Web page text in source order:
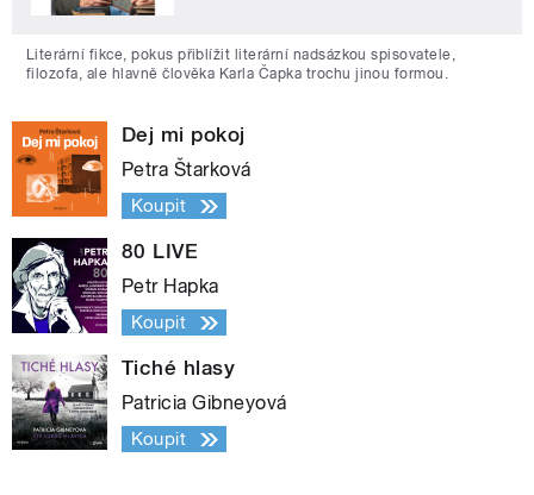
Literární fikce, pokus přiblížit literární nadsázkou spisovatele,
filozofa, ale hlavně člověka Karla Čapka trochu jinou formou.
Dej mi pokoj
Petra Štarková
Koupit
80 LIVE
Petr Hapka
Koupit
Tiché hlasy
Patricia Gibneyová
Koupit